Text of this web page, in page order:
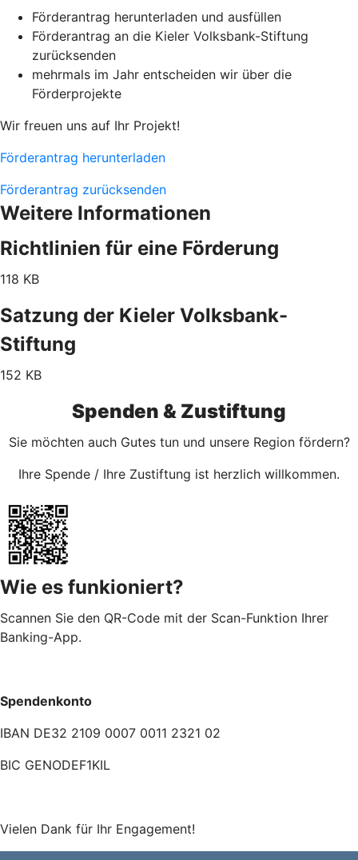
Förderantrag herunterladen und ausfüllen
Förderantrag an die Kieler Volksbank-Stiftung
zurücksenden
mehrmals im Jahr entscheiden wir über die
Förderprojekte
Wir freuen uns auf Ihr Projekt!
Förderantrag herunterladen
Förderantrag zurücksenden
Weitere Informationen
Richtlinien für eine Förderung
118 KB
Satzung der Kieler Volksbank-
Stiftung
152 KB
Spenden & Zustiftung
Sie möchten auch Gutes tun und unsere Region fördern?
Ihre Spende / Ihre Zustiftung ist herzlich willkommen.
Wie es funkioniert?
Scannen Sie den QR-Code mit der Scan-Funktion Ihrer
Banking-App.
Spendenkonto
IBAN DE32 2109 0007 0011 2321 02
BIC GENODEF1KIL
Vielen Dank für Ihr Engagement!